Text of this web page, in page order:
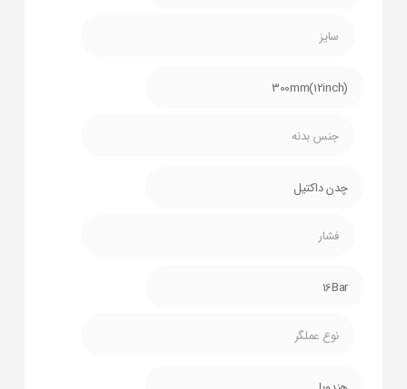
سایز
300mm(12inch)
جنس بدنه
چدن داکتیل
فشار
16Bar
نوع عملگر